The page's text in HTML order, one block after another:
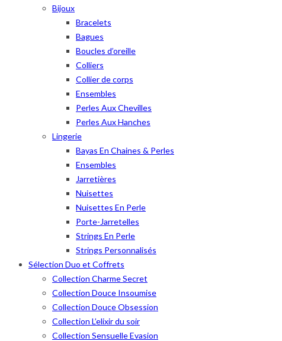
Bijoux
Bracelets
Bagues
Boucles d’oreille
Colliers
Collier de corps
Ensembles
Perles Aux Chevilles
Perles Aux Hanches
Lingerie
Bayas En Chaines & Perles
Ensembles
Jarretières
Nuisettes
Nuisettes En Perle
Porte-Jarretelles
Strings En Perle
Strings Personnalisés
Sélection Duo et Coffrets
Collection Charme Secret
Collection Douce Insoumise
Collection Douce Obsession
Collection L’elixir du soir
Collection Sensuelle Evasion